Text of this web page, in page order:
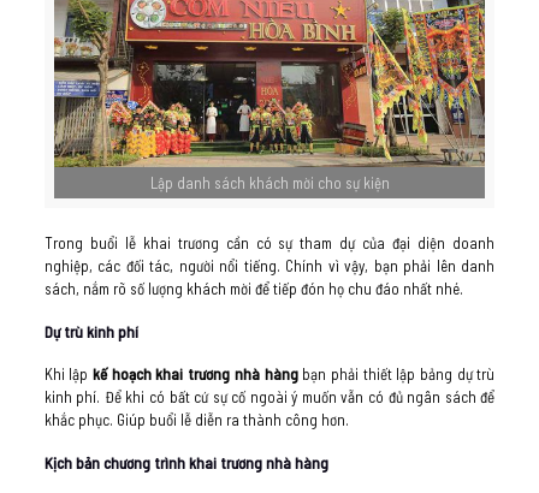
Lập danh sách khách mời cho sự kiện
Trong buổi lễ khai trương cần có sự tham dự của đại diện doanh
nghiệp, các đối tác, người nổi tiếng. Chính vì vậy, bạn phải lên danh
sách, nắm rõ số lượng khách mời để tiếp đón họ chu đáo nhất nhé.
Dự trù kinh phí
Khi lậpkế hoạch khai trương nhà hàngbạn phải thiết lập bảng dự trù
kinh phí. Để khi có bất cứ sự cố ngoài ý muốn vẫn có đủ ngân sách để
khắc phục. Giúp buổi lễ diễn ra thành công hơn.
Kịch bản chương trình khai trương nhà hàng